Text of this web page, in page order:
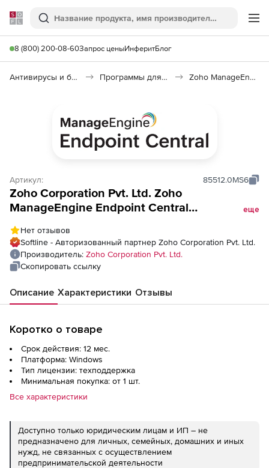
Softline
Поиск
8 (800) 200-08-60Запрос ценыИнферитБлог
Антивирусы и безопасность Программы для защиты информации Zoho ManageEngine Endpoint Central
Артикул: 85512.0MS6
Zoho Corporation Pvt. Ltd. Zoho
ManageEngine Endpoint Central
Model Annual), fee for 500 Servers and
Single User License
еще
Нет отзывов
Softline - Авторизованный партнер Zoho Corporation Pvt. Ltd.
Производитель: Zoho Corporation Pvt. Ltd.
Скопировать ссылку
Описание Характеристики Отзывы
Коротко о товаре
Срок действия: 12 мес.
Платформа: Windows
Тип лицензии: техподдержка
Минимальная покупка: от 1 шт.
Все характеристики
Доступно только юридическим лицам и ИП – не
предназначено для личных, семейных, домашних и иных
нужд, не связанных с осуществлением
предпринимательской деятельности